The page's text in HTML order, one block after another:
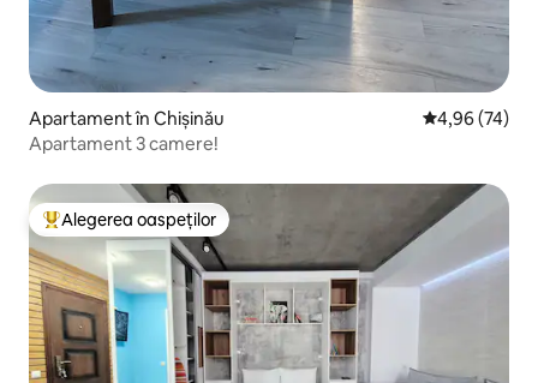
Apartament în Chișinău Scor mediu
4,96 (74)
Apartament 3 camere!
Locuință din topul categoriei Alegerea oaspeților
Alegerea oaspeților